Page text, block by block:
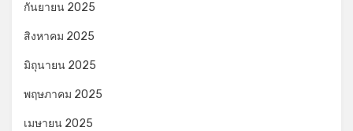
กันยายน 2025
สิงหาคม 2025
มิถุนายน 2025
พฤษภาคม 2025
เมษายน 2025